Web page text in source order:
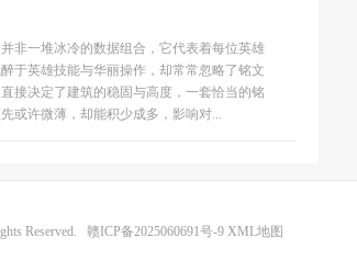
非一堆冰冷的数据组合，它代表着每位英雄
于英雄技能与华丽操作，却常常忽略了铭文
接决定了建筑的稳固与高度，一套恰当的铭
或许微薄，却能积少成多，影响对...
Reserved. 赣ICP备2025060691号-9 XML地图